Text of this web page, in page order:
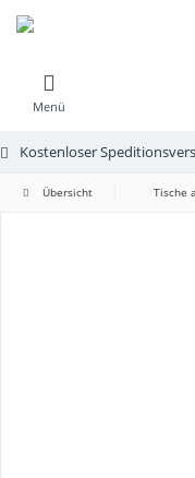
Menü
Kostenloser
Übersicht Tische